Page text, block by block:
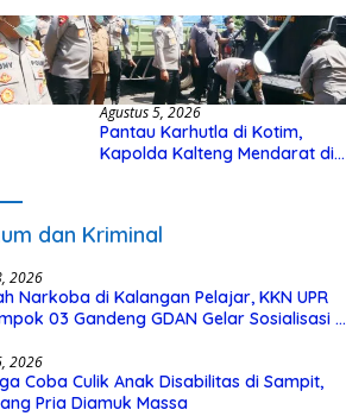
Kalteng Siapkan Deklarasi
Akbar
Agustus 5, 2026
Pantau Karhutla di Kotim,
Kapolda Kalteng Mendarat di
dan Kriminal
2026
Narkoba di Kalangan Pelajar, KKN UPR
03 Gandeng GDAN Gelar Sosialisasi di
2026
Coba Culik Anak Disabilitas di Sampit,
Pria Diamuk Massa